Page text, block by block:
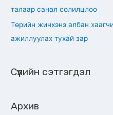
талаар санал солилцлоо
Төрийн жинхэнэ албан
ажиллуулах тухай зар
Сүүлийн сэтгэгдэл
Архив